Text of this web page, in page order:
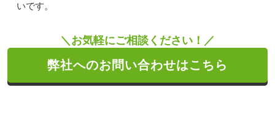
いです。
＼お気軽にご相談ください！／
弊社へのお問い合わせはこちら